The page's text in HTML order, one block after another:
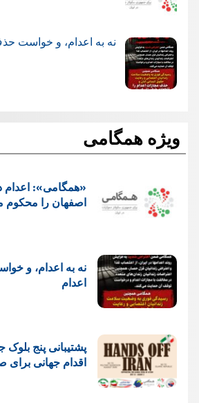
نه به اعدام، و خواست
ویژه همگامی
«همگامی»: اعدام
اصفهان را محکوم
نه به اعدام، و
اعدام
پشتيبانی پنج بلوک
اقدام جهانی برای